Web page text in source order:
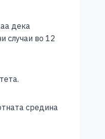
дека
случаи во 12
средина